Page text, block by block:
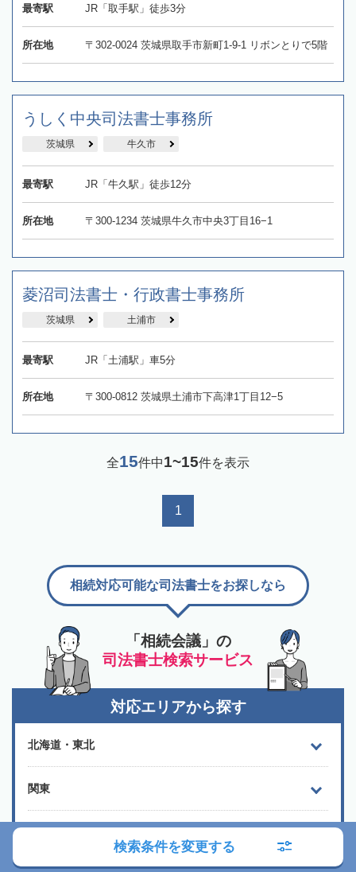
最寄駅 JR「取手駅」徒歩3分
所在地 〒302-0024 茨城県取手市新町1-9-1 リボンとりで5階
うしく中央司法書士事務所
茨城県 牛久市
最寄駅 JR「牛久駅」徒歩12分
所在地 〒300-1234 茨城県牛久市中央3丁目16−1
菱沼司法書士・行政書士事務所
茨城県 土浦市
最寄駅 JR「土浦駅」車5分
所在地 〒300-0812 茨城県土浦市下高津1丁目12−5
全15件中1~15件を表示
1
「相続会議」の
司法書士検索サービス
相続対応可能な司法書士をお探しなら
対応エリアから探す
北海道・東北
関東
甲信越・北陸
検索条件を変更する